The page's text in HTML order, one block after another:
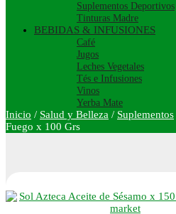
Suplementos Deportivos
Tinturas Madre
BEBIDAS & INFUSIONES
Café
Jugos
Leches Vegetales
Tés e Infusiones
Vinos
Yerba Mate
Inicio / Salud y Belleza / Suplementos
Fuego x 100 Grs